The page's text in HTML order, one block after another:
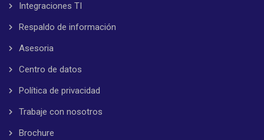
Integraciones TI
Respaldo de información
Asesoria
Centro de datos
Política de privacidad
Trabaje con nosotros
Brochure